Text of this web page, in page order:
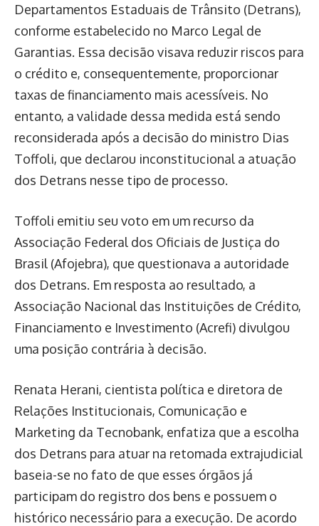
Departamentos Estaduais de Trânsito (Detrans),
conforme estabelecido no Marco Legal de
Garantias. Essa decisão visava reduzir riscos para
o crédito e, consequentemente, proporcionar
taxas de financiamento mais acessíveis. No
entanto, a validade dessa medida está sendo
reconsiderada após a decisão do ministro Dias
Toffoli, que declarou inconstitucional a atuação
dos Detrans nesse tipo de processo.
Toffoli emitiu seu voto em um recurso da
Associação Federal dos Oficiais de Justiça do
Brasil (Afojebra), que questionava a autoridade
dos Detrans. Em resposta ao resultado, a
Associação Nacional das Instituições de Crédito,
Financiamento e Investimento (Acrefi) divulgou
uma posição contrária à decisão.
Renata Herani, cientista política e diretora de
Relações Institucionais, Comunicação e
Marketing da Tecnobank, enfatiza que a escolha
dos Detrans para atuar na retomada extrajudicial
baseia-se no fato de que esses órgãos já
participam do registro dos bens e possuem o
histórico necessário para a execução. De acordo